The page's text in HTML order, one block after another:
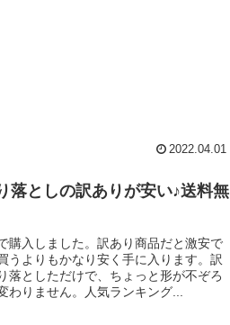
2022.04.01
落としの訳ありが安い♪送料無
購入しました。訳あり商品だと激安で
うよりもかなり安く手に入ります。訳
落としただけで、ちょっと形が不ぞろ
わりません。人気ランキング...